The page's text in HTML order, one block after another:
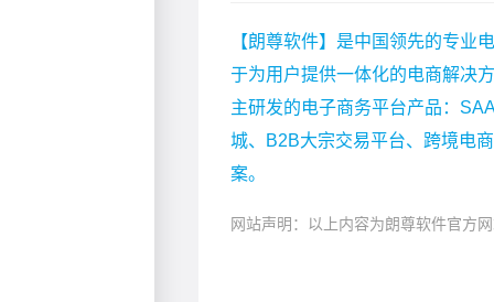
【朗尊软件】是中国领先的专业
于为用户提供一体化的电商解决
主研发的电子商务平台产品：
城、B2B大宗交易平台、跨境电
案。
网站声明：以上内容为朗尊软件官方